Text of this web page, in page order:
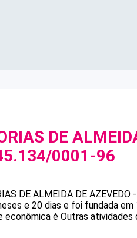
DE
0001-96
DE ALMEIDA DE AZEVEDO
e 20 dias e foi fundada
econômica é Outras atividades